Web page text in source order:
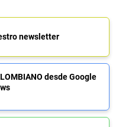
newsletter
desde Google